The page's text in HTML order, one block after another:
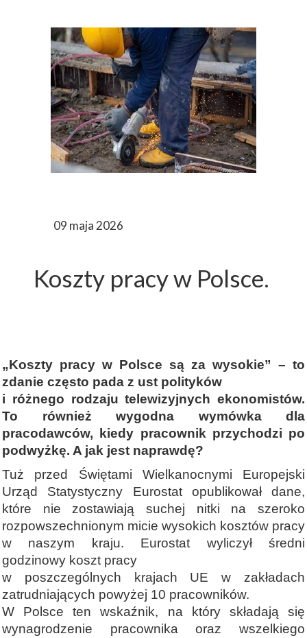
09 maja 2026
Koszty pracy w Polsce.
„Koszty pracy w Polsce są za wysokie” – to
zdanie często pada z ust polityków
i różnego rodzaju telewizyjnych ekonomistów.
To również wygodna wymówka dla
pracodawców, kiedy pracownik przychodzi po
podwyżkę. A jak jest naprawdę?
Tuż przed Świętami Wielkanocnymi Europejski
Urząd Statystyczny Eurostat opublikował dane,
które nie zostawiają suchej nitki na szeroko
rozpowszechnionym micie wysokich kosztów pracy
w naszym kraju. Eurostat wyliczył średni
godzinowy koszt pracy
w poszczególnych krajach UE w zakładach
zatrudniających powyżej 10 pracowników.
W Polsce ten wskaźnik, na który składają się
wynagrodzenie pracownika oraz wszelkiego